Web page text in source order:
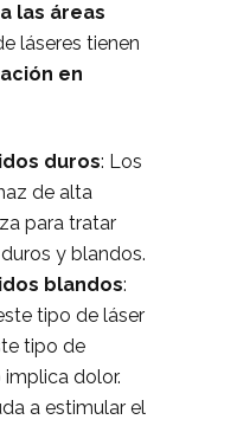
las áreas
láseres tienen
en
duros: Los
de alta
para tratar
y blandos.
blandos:
tipo de láser
tipo de
dolor.
a estimular el